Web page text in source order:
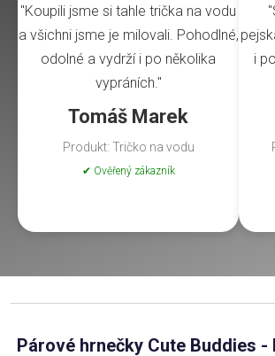
"Koupili jsme si tahle trička na vodu
a všichni jsme je milovali. Pohodlné,
odolné a vydrží i po několika
vypráních."
Tomáš Marek
Produkt: Tričko na vodu
✔ Ověřený zákazník
i
Párové hrnečky Cute Buddies -